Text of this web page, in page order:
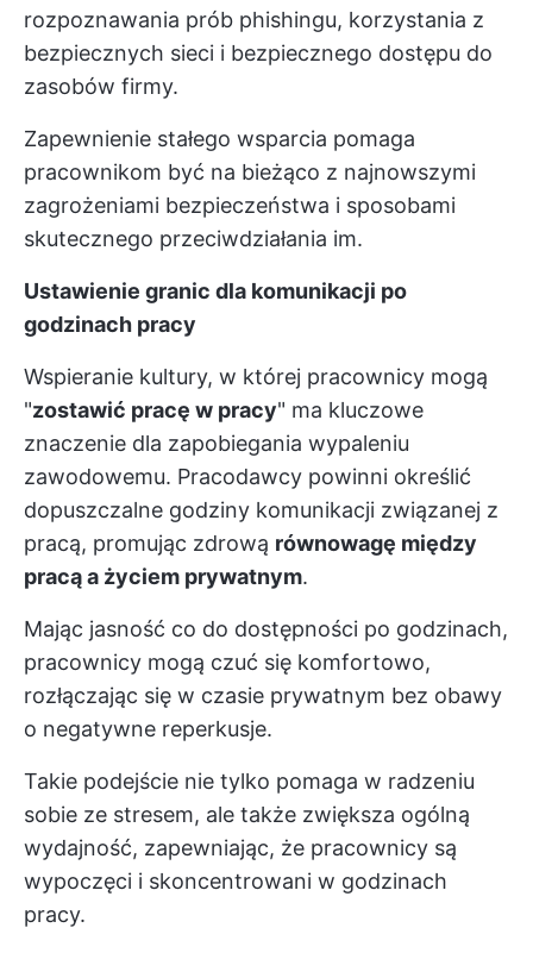
rozpoznawania prób phishingu, korzystania z
bezpiecznych sieci i bezpiecznego dostępu do
zasobów firmy.
Zapewnienie stałego wsparcia pomaga
pracownikom być na bieżąco z najnowszymi
zagrożeniami bezpieczeństwa i sposobami
skutecznego przeciwdziałania im.
Ustawienie granic dla komunikacji po
godzinach pracy
Wspieranie kultury, w której pracownicy mogą
"zostawić pracę w pracy" ma kluczowe
znaczenie dla zapobiegania wypaleniu
zawodowemu. Pracodawcy powinni określić
dopuszczalne godziny komunikacji związanej z
pracą, promując zdrową równowagę między
pracą a życiem prywatnym.
Mając jasność co do dostępności po godzinach,
pracownicy mogą czuć się komfortowo,
rozłączając się w czasie prywatnym bez obawy
o negatywne reperkusje.
Takie podejście nie tylko pomaga w radzeniu
sobie ze stresem, ale także zwiększa ogólną
wydajność, zapewniając, że pracownicy są
wypoczęci i skoncentrowani w godzinach
pracy.